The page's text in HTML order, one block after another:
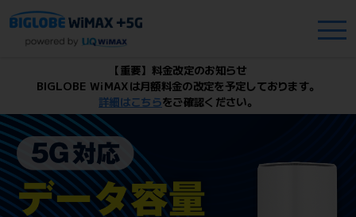
【重要】料金改定のお知らせ
BIGLOBE WiMAXは月額料金の改定を予定しております。
詳細はこちらをご確認ください。